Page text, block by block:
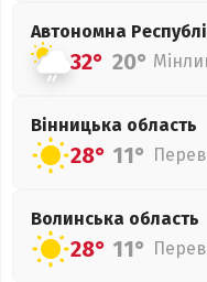
Автономна
32° 20°
Вінницька область
28° 11°
Волинська область
28° 11°